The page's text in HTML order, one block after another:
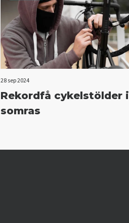
28 sep 2024
Rekordfå cykelstölder i
somras